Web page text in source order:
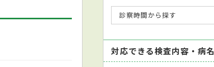
診察時間から探す
対応できる検査内容・病名